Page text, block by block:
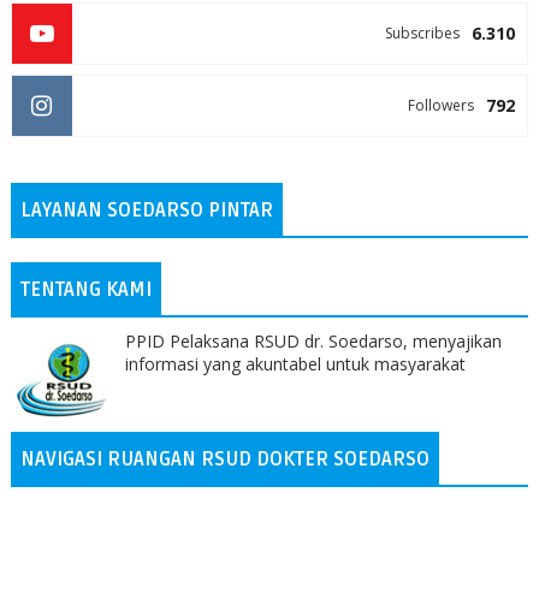
6.310
Subscribes
792
Followers
LAYANAN SOEDARSO PINTAR
TENTANG KAMI
PPID Pelaksana RSUD dr. Soedarso, menyajikan
informasi yang akuntabel untuk masyarakat
NAVIGASI RUANGAN RSUD DOKTER SOEDARSO